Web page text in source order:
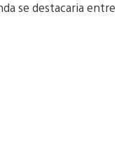
se destacaria entre